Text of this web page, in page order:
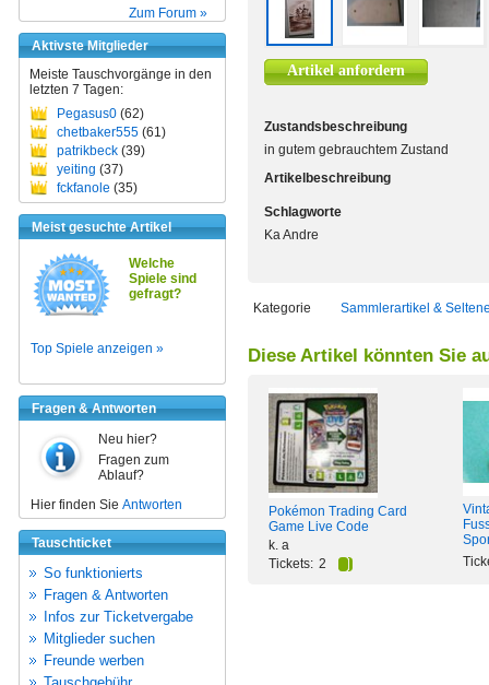
Zum Forum »
Aktivste Mitglieder
Meiste Tauschvorgänge in den
letzten 7 Tagen:
Pegasus0 (62)
chetbaker555 (61)
patrikbeck (39)
yeiting (37)
fckfanole (35)
Meist gesuchte Artikel
Welche
Spiele sind
gefragt?
Top Spiele anzeigen »
Fragen & Antworten
Neu hier?
Fragen zum
Ablauf?
Hier finden Sie Antworten
Tauschticket
So funktionierts
Fragen & Antworten
Infos zur Ticketvergabe
Mitglieder suchen
Freunde werben
Artikel anfordern
Zustandsbeschreibung
in gutem gebrauchtem Zustand
Artikelbeschreibung
Schlagworte
Ka Andre
Kategorie Sammlerartikel &
Diese Artikel könnten Sie
Pokémon Trading Card
Game Live Code
k. a
Tickets: 2